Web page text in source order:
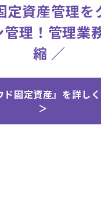
定資産管理を
理！管理業
縮 ／
ド固定資産』を詳し
＞